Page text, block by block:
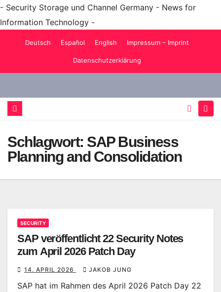
- Security Storage und Channel Germany - News for
Information Technology -
Deutsch Español English Impressum – Imprint
Datenschutzerklärung
Schlagwort: SAP Business
Planning and Consolidation
SECURITY
SAP veröffentlicht 22 Security Notes
zum April 2026 Patch Day
14. APRIL 2026 JAKOB JUNG
SAP hat im Rahmen des April 2026 Patch Day 22